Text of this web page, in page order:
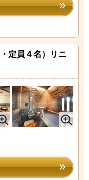
定員４名）リニ